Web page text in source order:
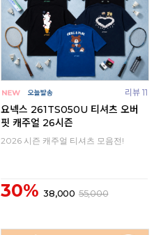
리뷰 11
요넥스 261TS050U 티셔츠 오버
핏 캐주얼 26시즌
2026 시즌 캐주얼 티셔츠 모음전!
30% 38,000 55,000